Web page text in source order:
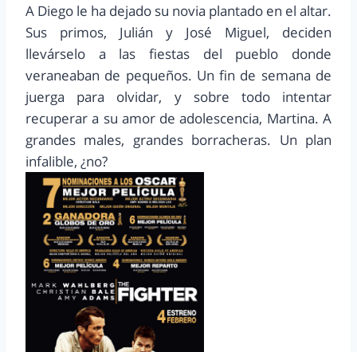
A Diego le ha dejado su novia plantado en el altar.
Sus primos, Julián y José Miguel, deciden
llevárselo a las fiestas del pueblo donde
veraneaban de pequeños. Un fin de semana de
juerga para olvidar, y sobre todo intentar
recuperar a su amor de adolescencia, Martina. A
grandes males, grandes borracheras. Un plan
infalible, ¿no?